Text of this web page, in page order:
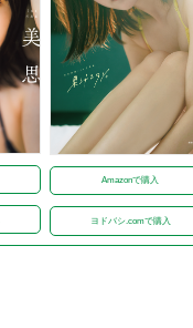
Amazonで購入
ヨドバシ.comで購入